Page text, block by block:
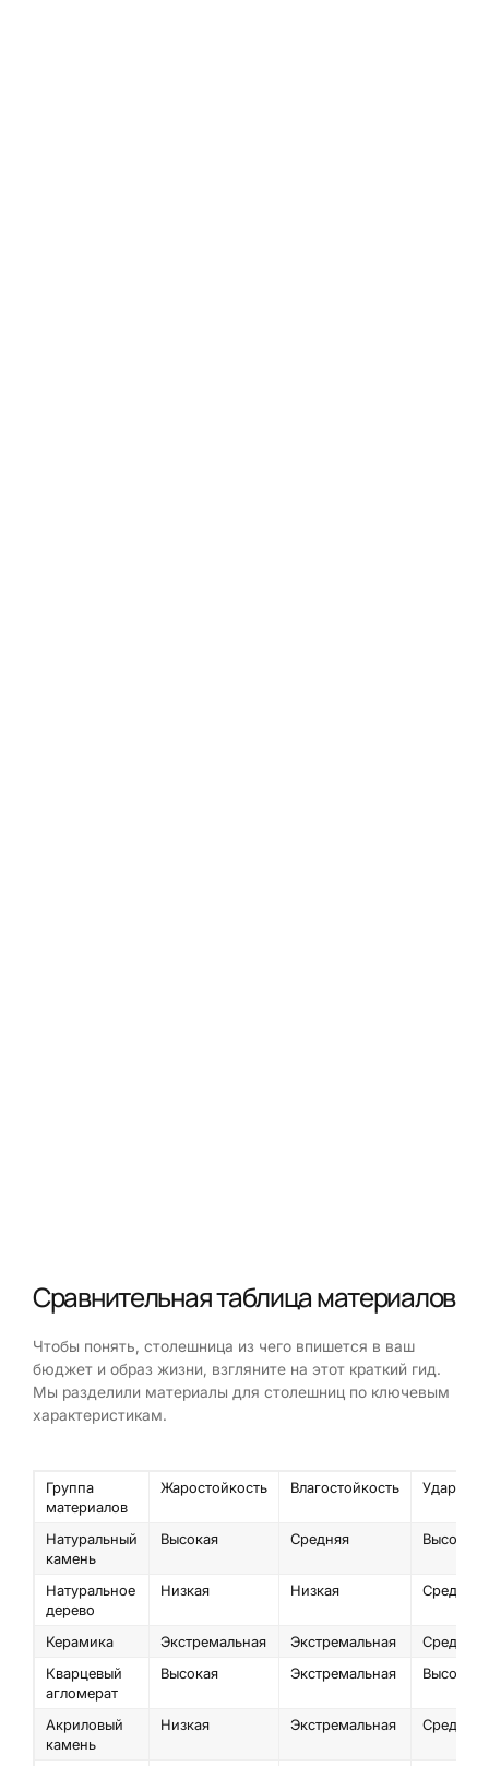
Сравнительная таблица материалов
Чтобы понять, столешница из чего впишется в ваш
бюджет и образ жизни, взгляните на этот краткий гид.
Мы разделили материалы для столешниц по ключевым
характеристикам.
Группа
материалов
Жаростойкость Влагостойкость
Натуральный
камень
Высокая Средняя Высокая
Натуральное
дерево
Низкая Низкая Средняя
Керамика Экстремальная Экстремальная
Средняя
Кварцевый
агломерат
Высокая Экстремальная Высокая
Акриловый
камень
Низкая Экстремальная Средняя